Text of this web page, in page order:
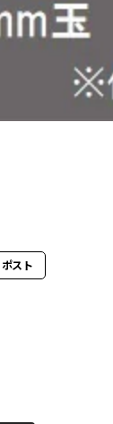
ポスト